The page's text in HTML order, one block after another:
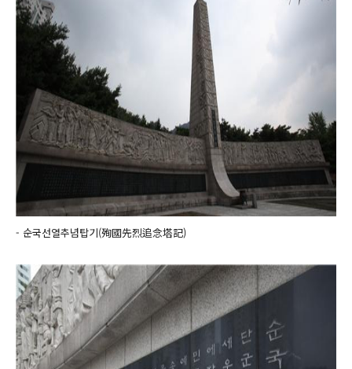
- 순국선열추념탑기(殉國先烈追念塔記)